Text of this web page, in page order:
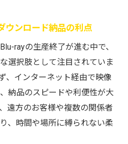
ウンロード納品の利点
rayの生産終了が進む中で、
選択肢として注目されていま
、インターネット経由で映像
納品のスピードや利便性が大
遠方のお客様や複数の関係者
、時間や場所に縛られない柔